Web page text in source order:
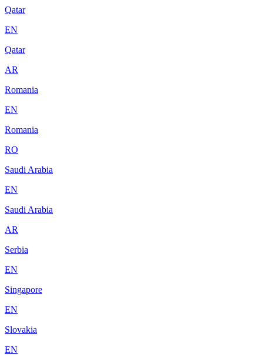
Qatar
EN
Qatar
AR
Romania
EN
Romania
RO
Saudi Arabia
EN
Saudi Arabia
AR
Serbia
EN
Singapore
EN
Slovakia
EN